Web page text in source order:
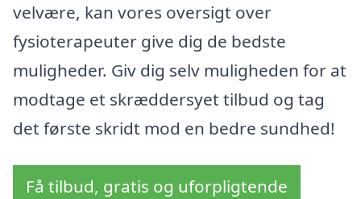
velvære, kan vores oversigt over
fysioterapeuter give dig de bedste
muligheder. Giv dig selv muligheden for at
modtage et skræddersyet tilbud og tag
det første skridt mod en bedre sundhed!
Få tilbud, gratis og uforpligtende